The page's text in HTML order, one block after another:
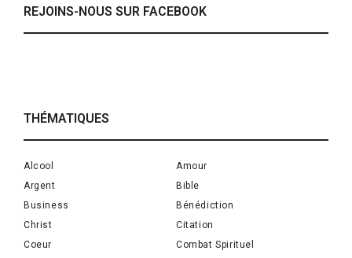
REJOINS-NOUS SUR FACEBOOK
THÉMATIQUES
Alcool
Amour
Argent
Bible
Business
Bénédiction
Christ
Citation
Coeur
Combat Spirituel